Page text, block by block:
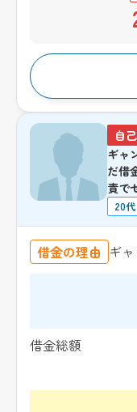
自
ギャ
だ借
責で
20代
借金の理由 ギ
借金総額